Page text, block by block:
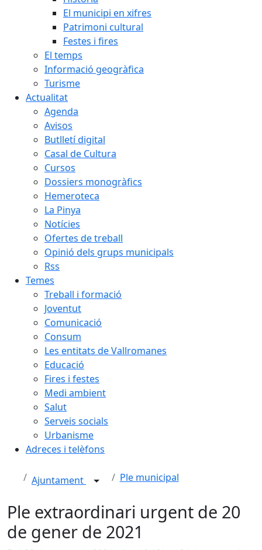
El municipi en xifres
Patrimoni cultural
Festes i fires
El temps
Informació geogràfica
Turisme
Actualitat
Agenda
Avisos
Butlletí digital
Casal de Cultura
Cursos
Dossiers monogràfics
Hemeroteca
La Pinya
Notícies
Ofertes de treball
Opinió dels grups municipals
Rss
Temes
Treball i formació
Joventut
Comunicació
Consum
Les entitats de Vallromanes
Educació
Fires i festes
Medi ambient
Salut
Serveis socials
Urbanisme
Adreces i telèfons
Ajuntament Ple municipal
Ple extraordinari urgent de 20
de gener de 2021